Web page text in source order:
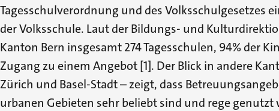
Tagesschulverordnung und des Volksschulgesetzes
der Volksschule. Laut der Bildungs- und
Kanton Bern insgesamt 274 Tagesschulen, 94% der
Zugang zu einem Angebot [1]. Der Blick in andere
Zürich und Basel-Stadt – zeigt, dass
urbanen Gebieten sehr beliebt sind und rege genutzt